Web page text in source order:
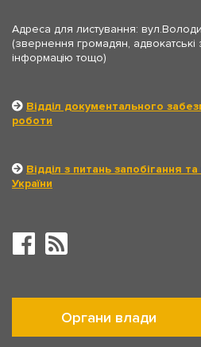
Адреса для листування:
(звернення громадян, адвокатські
інформацію тощо)
Відділ документального
роботи
Відділ з питань запобігання
України
Органи влади